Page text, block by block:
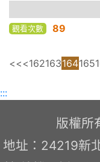
觀看次數 89
<<<162163164165
:::
版權所
地址：24219新